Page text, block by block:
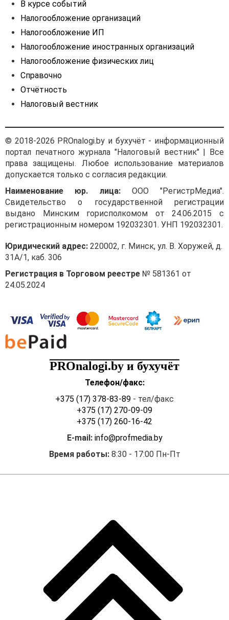
100% предоплата. Договор
и действует по 31.12.2022.
Как видим, в нашем случае
договора без продления
(увеличения) его срока.
Таким образом, импортер
не должен в обязательном
порядке до совершения
платежа нерезиденту
приводить договор
в соответствие с новым
валютным
законодательством,
предоплаты и вправе
Срок возврата предоплаты
после 09.07.2021
В другой ситуации
резидент) заключает после
09.07.2021 импортный
валютный договор
с нерезидентом. Условия
расчета: по факту. Резидент
представил в банк
(далее — банк) платежное
поручение и импортный
осуществления платежа
в договоре был указан срок
возврата предоплаты
нерезидентом.
Полагаем, в данной
ситуации требования банка
неправомерны, поскольку
согласно письму № 31-
27/9279 наличие срока
возврата предварительной
В курсе событий
Налогообложение организаций
Налогообложение ИП
Налогообложение иностранных организаций
Налогообложение физических лиц
Справочно
Отчётность
Налоговый вестник
© 2018-2026 PROnalogi.by и бухучёт - информационный
портал печатного журнала "Налоговый вестник" | Все
права защищены. Любое использование материалов
допускается только с согласия редакции.
Наименование юр. лица:ООО "РегистрМедиа".
Свидетельство о государственной регистрации
выдано Минским горисполкомом от 24.06.2015 с
регистрационным номером 192032301. УНП 192032301.
Юридический адрес: 220002, г. Минск, ул. В. Хоружей, д.
31А/1, каб. 306
Регистрация в Торговом реестре № 581361 от
24.05.2024
PROnalogi.by и бухучёт
Телефон/факс:
+375 (17) 378-83-89 - тел/факс
+375 (17) 270-09-09
+375 (17) 260-16-42
E-mail: info@profmedia.by
Время работы:8:30 - 17:00 Пн-Пт